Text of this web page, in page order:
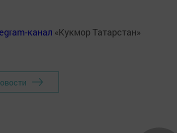
канал «Кукмор Татарстан»